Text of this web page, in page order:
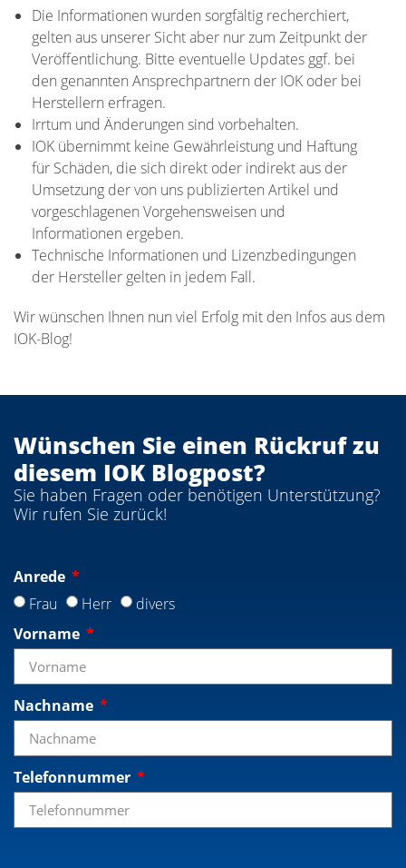
Die Informationen wurden sorgfältig recherchiert,
gelten aus unserer Sicht aber nur zum Zeitpunkt der
Veröffentlichung. Bitte eventuelle Updates ggf. bei
den genannten Ansprechpartnern der IOK oder bei
Herstellern erfragen.
Irrtum und Änderungen sind vorbehalten.
IOK übernimmt keine Gewährleistung und Haftung
für Schäden, die sich direkt oder indirekt aus der
Umsetzung der von uns publizierten Artikel und
vorgeschlagenen Vorgehensweisen und
Informationen ergeben.
Technische Informationen und Lizenzbedingungen
der Hersteller gelten in jedem Fall.
Wir wünschen Ihnen nun viel Erfolg mit den Infos aus dem
IOK-Blog!
Wünschen Sie einen Rückruf zu
diesem IOK Blogpost?
Sie haben Fragen oder benötigen Unterstützung?
Wir rufen Sie zurück!
Anrede
Frau
Herr
divers
Vorname
Nachname
Telefonnummer